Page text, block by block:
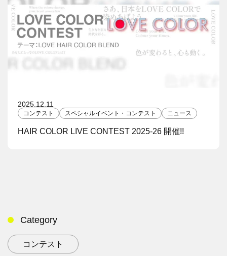
2025.12.11
コンテスト スペシャルイベント・コンテスト ニュース
HAIR COLOR LIVE CONTEST 2025-26 開催!!
Category
コンテスト